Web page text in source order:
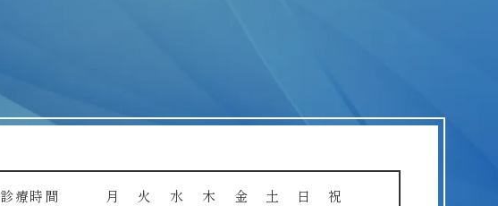
診療時間 月 火 水 木 金 土 日 祝